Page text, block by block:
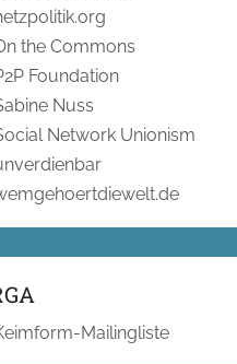
the Commons
Foundation
Nuss
Network Unionism
Mailingliste